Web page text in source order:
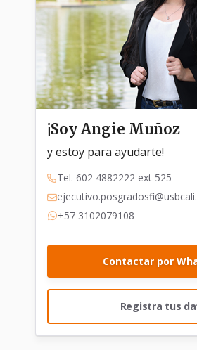
¡Soy Angie Muñoz
y estoy para ayudarte!
Tel. 602 4882222 ext 525
+57 3102079108
Contactar por
Registra tus